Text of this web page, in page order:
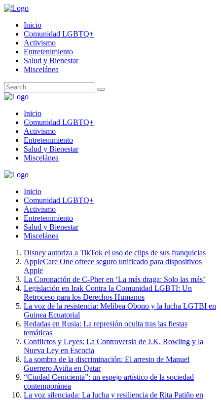
Inicio
Comunidad LGBTQ+
Activismo
Entretenimiento
Salud y Bienestar
Miscelánea
Inicio
Comunidad LGBTQ+
Activismo
Entretenimiento
Salud y Bienestar
Miscelánea
Inicio
Comunidad LGBTQ+
Activismo
Entretenimiento
Salud y Bienestar
Miscelánea
Disney autoriza a TikTok el uso de clips de sus franquicias
AppleCare One ofrece seguro unificado para dispositivos
Apple
La Coronación de C-Pher en ‘La más draga: Solo las más’
Legislación en Irak Contra la Comunidad LGBTI: Un
Retroceso para los Derechos Humanos
La voz de la resistencia: Melibea Obono y la lucha LGTBI en
Guinea Ecuatorial
Redadas en Rusia: La represión oculta tras las fiestas
temáticas
Conflictos y Leyes: La Controversia de J.K. Rowling y la
Nueva Ley en Escocia
La sombra de la discriminación: El arresto de Manuel
Guerrero Aviña en Qatar
“Ciudad Cenicienta”: un espejo artístico de la sociedad
contemporánea
La voz silenciada: La lucha y resiliencia de Rita Patiño en